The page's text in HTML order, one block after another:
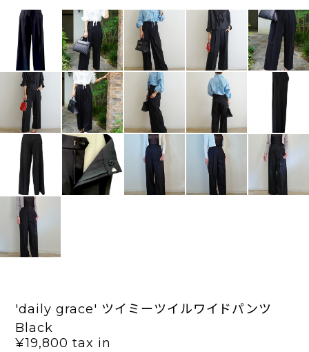
'daily grace' ツイミーツイルワイドパンツ
Black
¥19,800 tax in